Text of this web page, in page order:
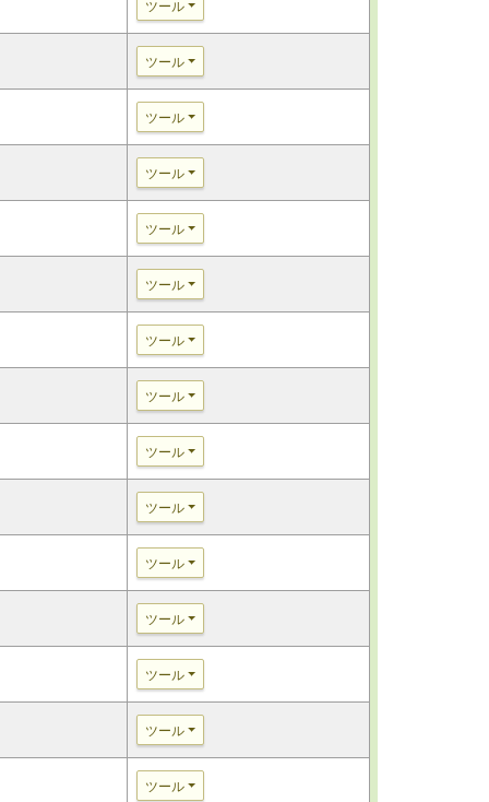
ツール
ツール
ツール
ツール
ツール
ツール
ツール
ツール
ツール
ツール
ツール
ツール
ツール
ツール
ツール